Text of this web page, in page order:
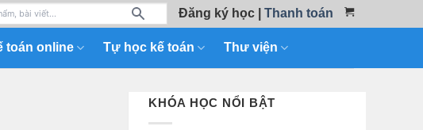
Đăng ký học| Thanh toán
toán online Tự học kế toán Thư viện
KHÓA HỌC NỔI BẬT